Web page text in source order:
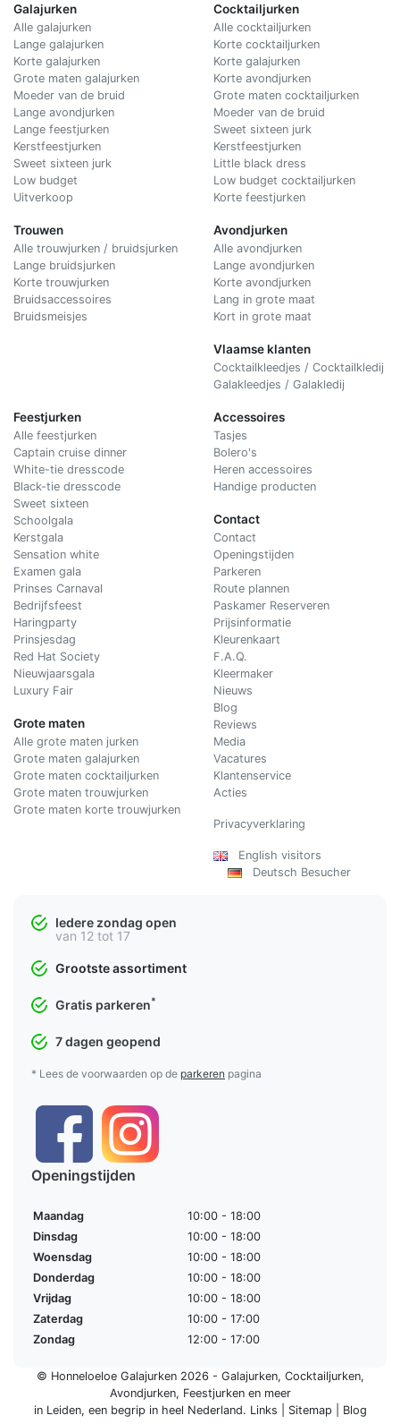
Galajurken
Alle galajurken
Lange galajurken
Korte galajurken
Grote maten galajurken
Moeder van de bruid
Lange avondjurken
Lange feestjurken
Kerstfeestjurken
Sweet sixteen jurk
Low budget
Uitverkoop
Trouwen
Alle trouwjurken / bruidsjurken
Lange bruidsjurken
Korte trouwjurken
Bruidsaccessoires
Bruidsmeisjes
Cocktailjurken
Alle cocktailjurken
Korte cocktailjurken
Korte galajurken
Korte avondjurken
Grote maten cocktailjurken
Moeder van de bruid
Sweet sixteen jurk
Kerstfeestjurken
Little black dress
Low budget cocktailjurken
Korte feestjurken
Avondjurken
Alle avondjurken
Lange avondjurken
Korte avondjurken
Lang in grote maat
Kort in grote maat
Vlaamse klanten
Cocktailkleedjes / Cocktailkledij
Galakleedjes / Galakledij
Feestjurken
Alle feestjurken
Captain cruise dinner
White-tie dresscode
Black-tie dresscode
Sweet sixteen
Schoolgala
Kerstgala
Sensation white
Examen gala
Prinses Carnaval
Bedrijfsfeest
Haringparty
Prinsjesdag
Red Hat Society
Nieuwjaarsgala
Luxury Fair
Grote maten
Alle grote maten jurken
Grote maten galajurken
Grote maten cocktailjurken
Grote maten trouwjurken
Grote maten korte trouwjurken
Accessoires
Tasjes
Bolero's
Heren accessoires
Handige producten
Contact
Contact
Openingstijden
Parkeren
Route plannen
Paskamer Reserveren
Prijsinformatie
Kleurenkaart
F.A.Q.
Kleermaker
Nieuws
Blog
Reviews
Media
Vacatures
Klantenservice
Acties
Privacyverklaring
English visitors
Deutsch Besucher
Iedere zondag open
van 12 tot 17
Grootste assortiment
Gratis parkeren*
7 dagen geopend
* Lees de voorwaarden op de parkeren pagina
Openingstijden
Maandag
10:00 - 18:00
Dinsdag
10:00 - 18:00
Woensdag
10:00 - 18:00
Donderdag
10:00 - 18:00
Vrijdag
10:00 - 18:00
Zaterdag
10:00 - 17:00
Zondag
12:00 - 17:00
© Honneloeloe Galajurken 2026 - Galajurken, Cocktailjurken,
Avondjurken, Feestjurkenen meer
in Leiden, een begrip in heel Nederland. Links Sitemap Blog